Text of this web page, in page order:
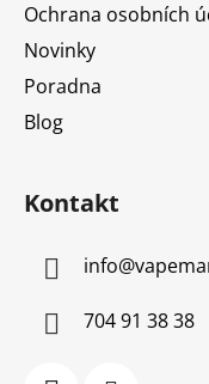
Ochrana osobních
Novinky
Poradna
Blog
Kontakt
info@
704 91 38 38